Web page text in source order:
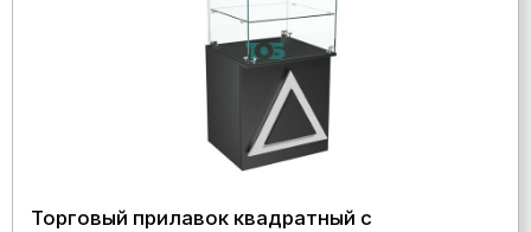
Торговый прилавок квадратный с